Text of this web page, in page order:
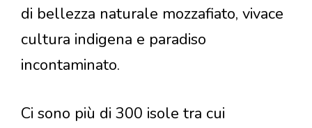
di bellezza naturale mozzafiato, vivace
cultura indigena e paradiso
incontaminato.
Ci sono più di 300 isole tra cui